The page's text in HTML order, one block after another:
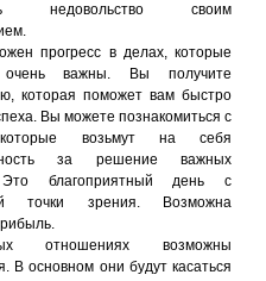
недовольство своим
прогресс в делах, которые
важны. Вы получите
которая поможет вам быстро
Вы можете познакомиться с
возьмут на себя
за решение важных
благоприятный день с
точки зрения. Возможна
отношениях возможны
В основном они будут касаться